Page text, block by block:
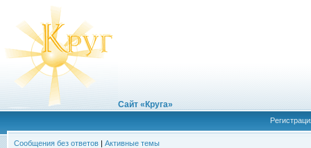
Сайт «Круга»
Сообщения без ответов | Активные темы